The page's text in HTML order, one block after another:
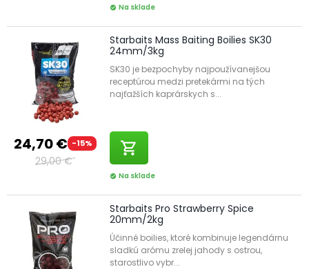
check_circle Na sklade
24,70 € -15%
29,00 €
Starbaits Mass Baiting Boilies SK30
24mm/3kg
SK30 je bezpochyby najpoužívanejšou
receptúrou medzi pretekármi na tých
najťažších kaprárskych s...
shopping_cart
check_circle Na sklade
Starbaits Pro Strawberry Spice
20mm/2kg
Účinné boilies, ktoré kombinuje legendárnu
sladkú arómu zrelej jahody s ostrou,
starostlivo vybr...